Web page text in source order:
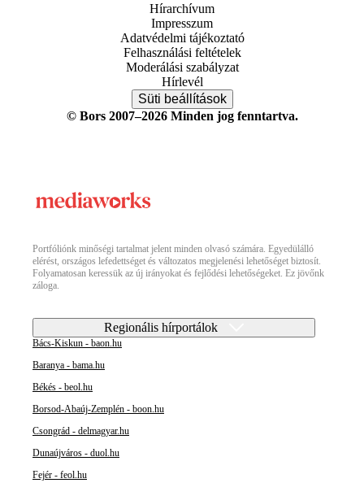
Hírarchívum
Impresszum
Adatvédelmi tájékoztató
Felhasználási feltételek
Moderálási szabályzat
Hírlevél
Süti beállítások
© Bors 2007–2026 Minden jog fenntartva.
Portfóliónk minőségi tartalmat jelent minden olvasó számára. Egyedülálló
elérést, országos lefedettséget és változatos megjelenési lehetőséget biztosít.
Folyamatosan keressük az új irányokat és fejlődési lehetőségeket. Ez jövőnk
záloga.
Regionális hírportálok
Bács-Kiskun - baon.hu
Baranya - bama.hu
Békés - beol.hu
Borsod-Abaúj-Zemplén - boon.hu
Csongrád - delmagyar.hu
Dunaújváros - duol.hu
Fejér - feol.hu